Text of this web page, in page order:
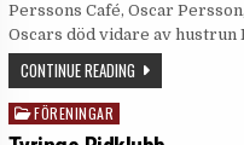
Perssons Café, Oscar
Oscars död vidare av hustrun
CONTINUE READING
Posted
in
FÖRENINGAR